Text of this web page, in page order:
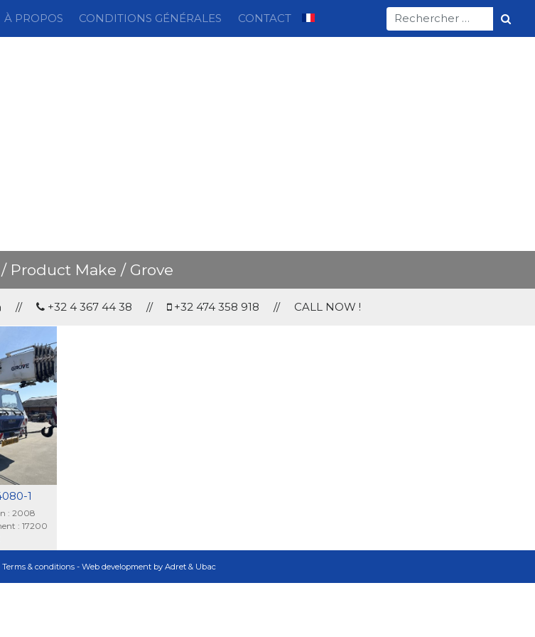
À PROPOS CONDITIONS GÉNÉRALES CONTACT
/ Product Make / Grove
// +32 4 367 44 38 // +32 474 358 918 // CALL NOW !
1
: 2008
: 17200
Terms & conditions - Web development by Adret & Ubac